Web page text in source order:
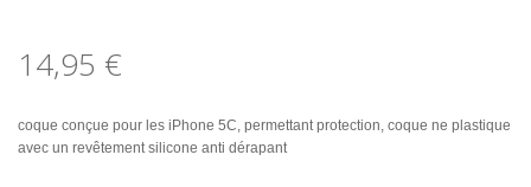
14,95 €
coque conçue pour les iPhone 5C, permettant protection, coque ne plastique
avec un revêtement silicone anti dérapant